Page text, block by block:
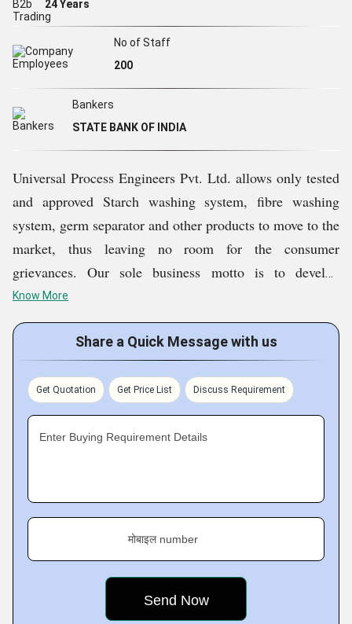
लिए हमसे संपर्क कर सकते हैं और हम सामग्री संतुलन अध्ययन, जल उपयोग, उपकरण
विवरण, समस्याओं का समाधान प्रदान करने, उपकरण के लेआउट, पाइपिंग लेआउट, निर्माण
। डिजाइन, दक्षता और प्रदर्शन के हर पहलू पर उच्च स्तर पर,
हमारे उत्पाद दुनिया भर में गुणवत्ता के नए मानक स्थापित कर रहे हैं। वर्तमान में, हम
यूरोपीय, अफ्रीकी और एशियाई देशों
24 Years
No of Staff
200
Bankers
STATE BANK OF INDIA
Universal Process Engineers Pvt. Ltd. allows only tested
and approved Starch washing system, fibre washing
system, germ separator and other products to move to the
market, thus leaving no room for the consumer
grievances. Our sole business motto is to develop
equipments that can help the Starch Industry in
approaching its progress and growth & to modify and
introduce new equipments, which are easily operated,
less maintained, with low cost and derive maximum
output. We guarantee quick help in case of trouble and
punctual delivery of spare and wear parts.
Know More
Share a Quick Message with us
Get Quotation Get Price List Discuss Requirement
Enter Buying Requirement Details
मोबाइल number